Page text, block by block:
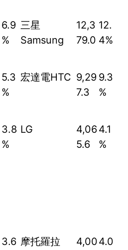
6.9
%
三星
Samsung
12,3
79.0
12.
4%
5.3
%
宏達電HTC 9,29
7.3
9.3
%
3.8
%
LG
4,06
5.6
4.1
%
3.6 摩托羅拉
4,004.0